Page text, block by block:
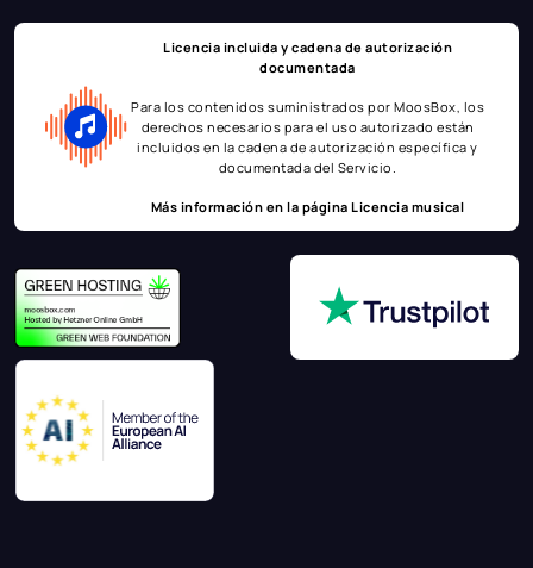
Licencia incluida y cadena de autorización
documentada
Para los contenidos suministrados por MoosBox, los
derechos necesarios para el uso autorizado están
incluidos en la cadena de autorización específica y
documentada del Servicio.
Más información en la páginaLicencia musical